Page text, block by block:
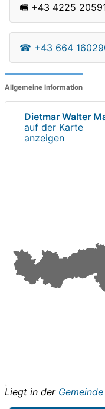
🖷 +43 4225
☎ +43 664
Allgemeine Information
Dietmar Walter
auf der Karte
anzeigen
Liegt in der